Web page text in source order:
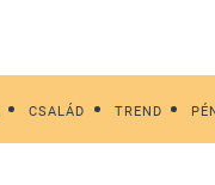
CSALÁD TREND